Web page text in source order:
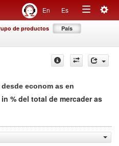
En Es
Toggle
de productos País
econom as en
in % del total de mercader as